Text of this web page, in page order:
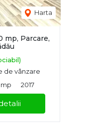
Harta
mp, Parcare,
de vânzare
2017